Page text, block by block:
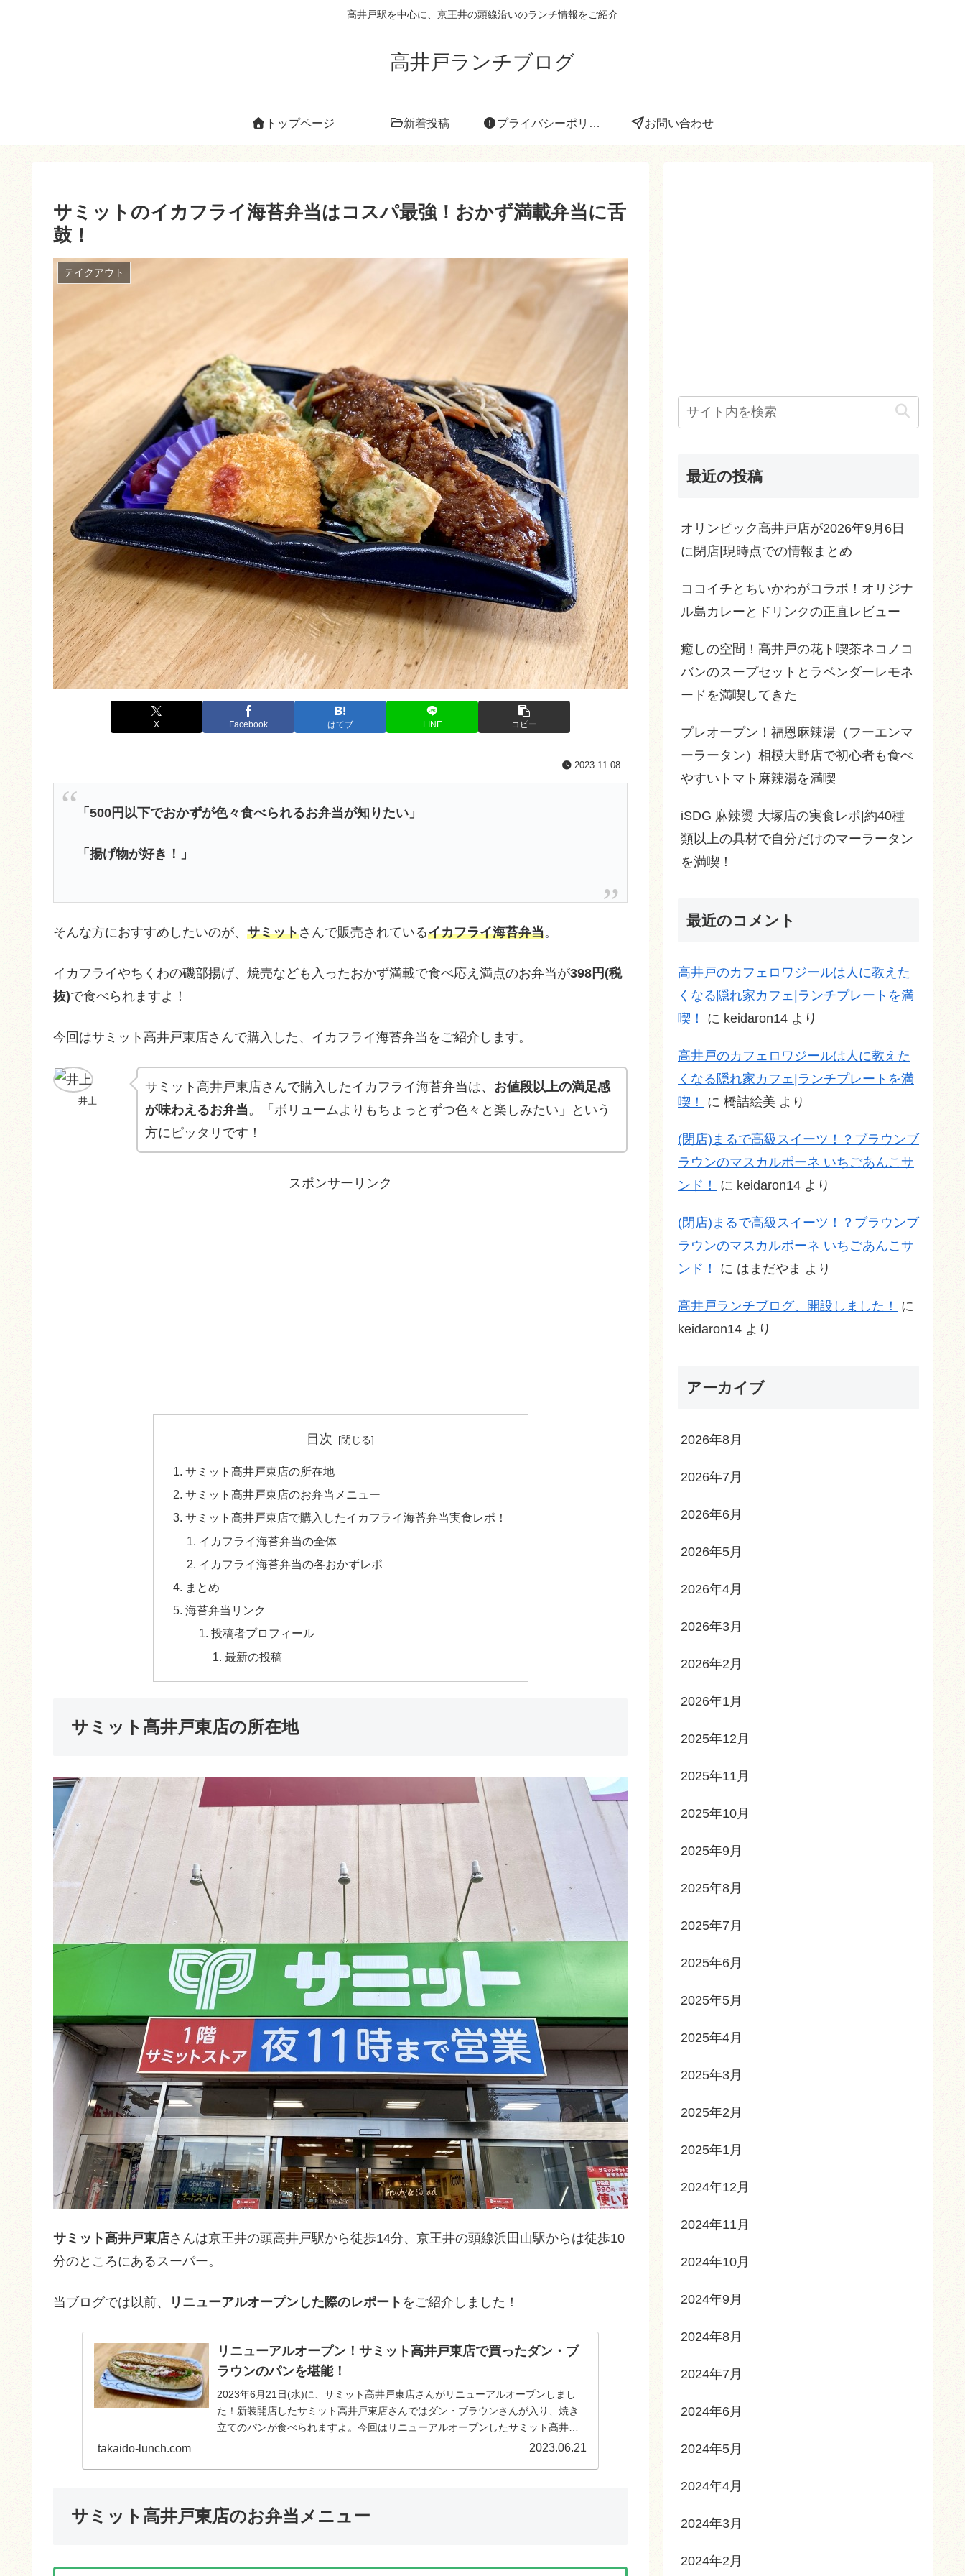
高井戸駅を中心に、京王井の頭線沿いのランチ情報をご紹介
高井戸ランチブログ
トップページ 新着投稿 プライバシーポリシー お問い合わせ
サミットのイカフライ海苔弁当はコスパ最強！おかず満載弁当に舌
鼓！
テイクアウト
X Facebook はてブ LINE コピー
2023.11.08
「500円以下でおかずが色々食べられるお弁当が知りたい」
「揚げ物が好き！」
そんな方におすすめしたいのが、 サミットさんで販売されているイカフライ海苔弁当。
イカフライやちくわの磯部揚げ、焼売なども入ったおかず満載で食べ応え満点のお弁当が398円(税
抜)で食べられますよ！
今回はサミット高井戸東店さんで購入した、イカフライ海苔弁当をご紹介します。
井上
サミット高井戸東店さんで購入したイカフライ海苔弁当は、 お値段以上の満足感
が味わえるお弁当。「ボリュームよりもちょっとずつ色々と楽しみたい」という
方にピッタリです！
スポンサーリンク
目次
サミット高井戸東店の所在地
サミット高井戸東店のお弁当メニュー
サミット高井戸東店で購入したイカフライ海苔弁当実食レポ！
イカフライ海苔弁当の全体
イカフライ海苔弁当の各おかずレポ
まとめ
海苔弁当リンク
投稿者プロフィール
最新の投稿
サミット高井戸東店の所在地
サミット高井戸東店さんは京王井の頭高井戸駅から徒歩14分、京王井の頭線浜田山駅からは徒歩10
分のところにあるスーパー。
当ブログでは以前、 リニューアルオープンした際のレポート をご紹介しました！
リニューアルオープン！サミット高井戸東店で買ったダン・ブ
ラウンのパンを堪能！
2023年6月21日(水)に、サミット高井戸東店さんがリニューアルオープンしまし
た！新装開店したサミット高井戸東店さんではダン・ブラウンさんが入り、焼き
立てのパンが食べられますよ。今回はリニューアルオープンしたサミット高井戸
takaido-lunch.com 2023.06.21
サミット高井戸東店のお弁当メニュー
最近の投稿
オリンピック高井戸店が2026年9月6日
に閉店|現時点での情報まとめ
ココイチとちいかわがコラボ！オリジナ
ル島カレーとドリンクの正直レビュー
癒しの空間！高井戸の花ト喫茶ネコノコ
バンのスープセットとラベンダーレモネ
ードを満喫してきた
プレオープン！福恩麻辣湯（フーエンマ
ーラータン）相模大野店で初心者も食べ
やすいトマト麻辣湯を満喫
iSDG 麻辣燙 大塚店の実食レポ|約40種
類以上の具材で自分だけのマーラータン
を満喫！
最近のコメント
高井戸のカフェロワジールは人に教えた
くなる隠れ家カフェ|ランチプレートを満
喫！
に keidaron14 より
高井戸のカフェロワジールは人に教えた
くなる隠れ家カフェ|ランチプレートを満
喫！
に 橋詰絵美 より
(閉店)まるで高級スイーツ！？ブラウンブ
ラウンのマスカルポーネ いちごあんこサ
ンド！
に keidaron14 より
(閉店)まるで高級スイーツ！？ブラウンブ
ラウンのマスカルポーネ いちごあんこサ
ンド！
に はまだやま より
高井戸ランチブログ、開設しました！
に
keidaron14 より
アーカイブ
2026年8月
2026年7月
2026年6月
2026年5月
2026年4月
2026年3月
2026年2月
2026年1月
2025年12月
2025年11月
2025年10月
2025年9月
2025年8月
2025年7月
2025年6月
2025年5月
2025年4月
2025年3月
2025年2月
2025年1月
2024年12月
2024年11月
2024年10月
2024年9月
2024年8月
2024年7月
2024年6月
2024年5月
2024年4月
2024年3月
2024年2月